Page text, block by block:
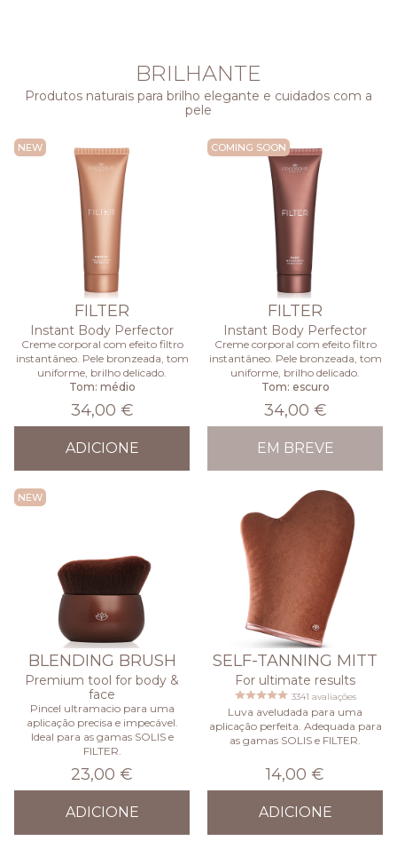
BRILHANTE
Produtos naturais para brilho elegante e cuidados com a
pele
NEW
FILTER
Instant Body Perfector
Creme corporal com efeito filtro
instantâneo. Pele bronzeada, tom
uniforme, brilho delicado.
Tom: médio
34,00 €
ADICIONE
COMING SOON
FILTER
Instant Body Perfector
Creme corporal com efeito filtro
instantâneo. Pele bronzeada, tom
uniforme, brilho delicado.
Tom: escuro
34,00 €
EM BREVE
NEW
BLENDING BRUSH
Premium tool for body &
face
Pincel ultramacio para uma
aplicação precisa e impecável.
Ideal para as gamas SOLIS e
FILTER.
23,00 €
ADICIONE
SELF-TANNING MITT
For ultimate results
3341 avaliações
Luva aveludada para uma
aplicação perfeita. Adequada para
as gamas SOLIS e FILTER.
14,00 €
ADICIONE